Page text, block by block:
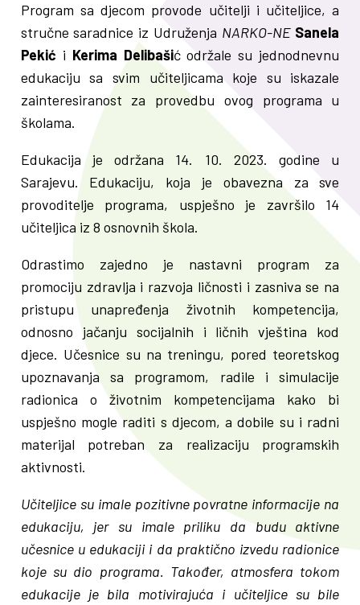
Program sa djecom provode učitelji i učiteljice, a
stručne saradnice iz Udruženja NARKO-NE Sanela
Pekić i Kerima Delibašić održale su jednodnevnu
edukaciju sa svim učiteljicama koje su iskazale
zainteresiranost za provedbu ovog programa u
školama.
Edukacija je održana 14. 10. 2023. godine u
Sarajevu. Edukaciju, koja je obavezna za sve
provoditelje programa, uspješno je završilo 14
učiteljica iz 8 osnovnih škola.
Odrastimo zajedno je nastavni program za
promociju zdravlja i razvoja ličnosti i zasniva se na
pristupu unapređenja životnih kompetencija,
odnosno jačanju socijalnih i ličnih vještina kod
djece. Učesnice su na treningu, pored teoretskog
upoznavanja sa programom, radile i simulacije
radionica o životnim kompetencijama kako bi
uspješno mogle raditi s djecom, a dobile su i radni
materijal potreban za realizaciju programskih
aktivnosti.
Učiteljice su imale pozitivne povratne informacije na
edukaciju, jer su imale priliku da budu aktivne
učesnice u edukaciji i da praktično izvedu radionice
koje su dio programa. Također, atmosfera tokom
edukacije je bila motivirajuća i učiteljice su bile